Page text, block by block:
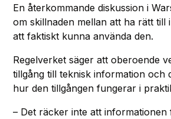
En återkommande diskussion i
om skillnaden mellan att ha rätt till
att faktiskt kunna använda den.
Regelverket säger att oberoende
tillgång till teknisk information och
hur den tillgången fungerar i
– Det räcker inte att informationen